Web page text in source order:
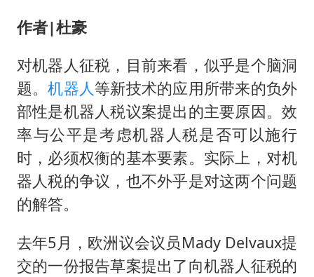
我国外贸延续良好增长态势
宇树科技中一签需缴款7.54万元
国防部：中国军队坚决反制任何闹海挑衅图谋
陈幸同晋级WTT横滨冠军赛8强
百花奖开幕式
夯实基础开新局
作者|杜豪
对机器人征税，目前来看，似乎是个脑洞
题。机器人等新技术的应用所带来的负外
部性是机器人税议案提出的主要原因。效
率与公平是考虑机器人税是否可以施行
时，必须权衡的基本要素。实际上，对机
器人税的争议，也不外乎是对这两个问题
的解答。
去年5月，欧洲议会议员Mady Delvaux提
交的一份报告草案提出了向机器人征税的